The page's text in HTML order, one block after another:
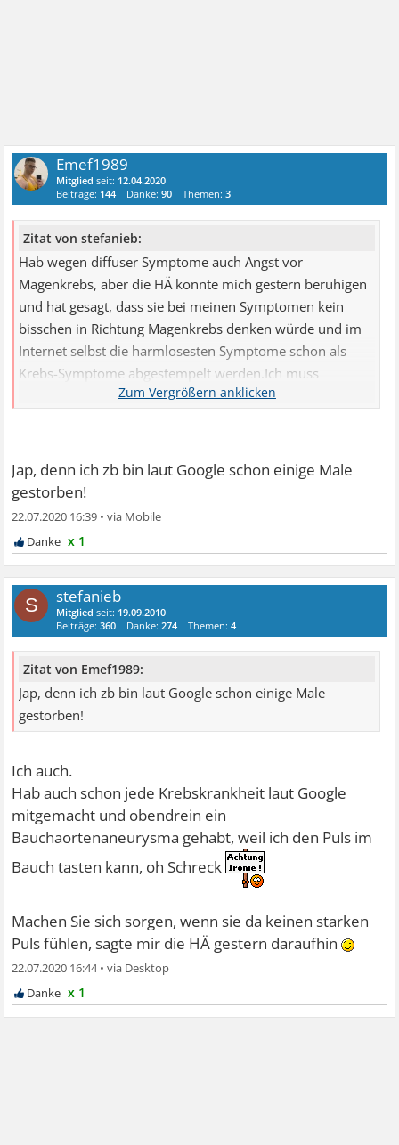
Emef1989
Mitglied seit: 12.04.2020
Beiträge: 144 Danke:90 Themen:3
Zitat von stefanieb:
Hab wegen diffuser Symptome auch Angst vor
Magenkrebs, aber die HÄ konnte mich gestern beruhigen
und hat gesagt, dass sie bei meinen Symptomen kein
bisschen in Richtung Magenkrebs denken würde und im
Internet selbst die harmlosesten Symptome schon als
Krebs-Symptome abgestempelt werden.Ich muss
aufhören zu googeln und einfach öfter den Ärzten
Jap, denn ich zb bin laut Google schon einige Male
gestorben!
22.07.2020 16:39 •
x 1
S stefanieb
Mitglied seit: 19.09.2010
Beiträge:360 Danke:274 Themen:4
Zitat von Emef1989:
Jap, denn ich zb bin laut Google schon einige Male
gestorben!
Ich auch.
Hab auch schon jede Krebskrankheit laut Google
mitgemacht und obendrein ein
Bauchaortenaneurysma gehabt, weil ich den Puls im
Bauch tasten kann, oh Schreck
Machen Sie sich sorgen, wenn sie da keinen starken
Puls fühlen, sagte mir die HÄ gestern daraufhin
22.07.2020 16:44•
x 1